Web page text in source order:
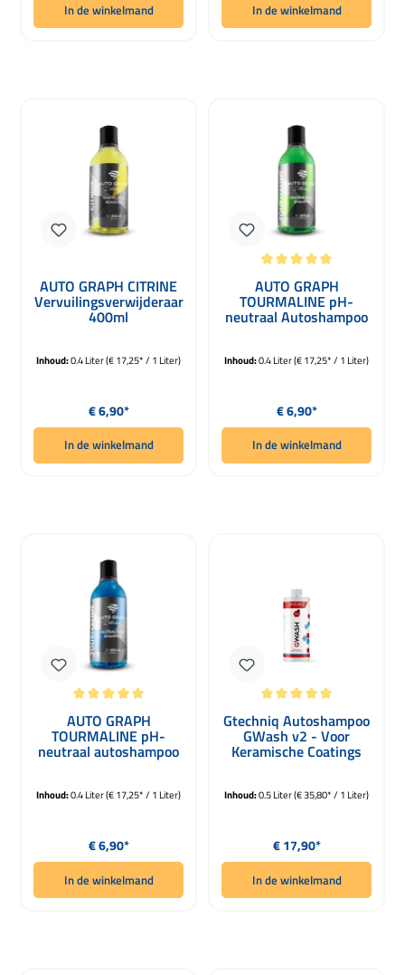
In de winkelmand In de winkelmand
AUTO GRAPH CITRINE
Vervuilingsverwijderaar
400ml
Inhoud:0.4 Liter(€ 17,25* / 1 Liter)
Normale prijs:
€ 6,90*
In de winkelmand
AUTO GRAPH
TOURMALINE pH-
neutraal Autoshampoo
Foam Light Green
Inhoud:0.4 Liter(€ 17,25* / 1 Liter)
Normale prijs:
€ 6,90*
In de winkelmand
Gemiddelde waardering van 5 van 5 sterren
AUTO GRAPH
TOURMALINE pH-
neutraal autoshampoo
schuim Blue 400ml
Inhoud:0.4 Liter(€ 17,25* / 1 Liter)
Normale prijs:
€ 6,90*
In de winkelmand
Gemiddelde waardering van 5 van
Gtechniq Autoshampoo
GWash v2 - Voor
Keramische Coatings
Inhoud:0.5 Liter(€ 35,80* / 1 Liter)
Normale prijs:
€ 17,90*
In de winkelmand